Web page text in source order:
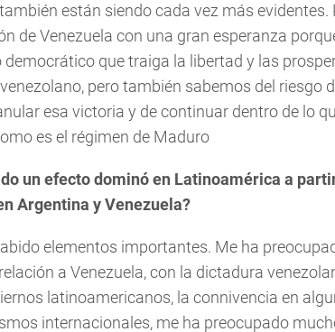
están siendo cada vez más evidentes.
de Venezuela con una gran esperanza
que traiga la libertad y las
pero también sabemos del riesgo
esa victoria y de continuar dentro de lo
es el régimen de Maduro
un efecto dominó en Latinoamérica a
Argentina y Venezuela?
elementos importantes. Me ha
a Venezuela, con la dictadura
latinoamericanos, la connivencia en
internacionales, me ha preocupado